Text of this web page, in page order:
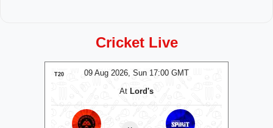
Cricket Live
09 Aug 2026, Sun 17:00 GMT
T20
At Lord's